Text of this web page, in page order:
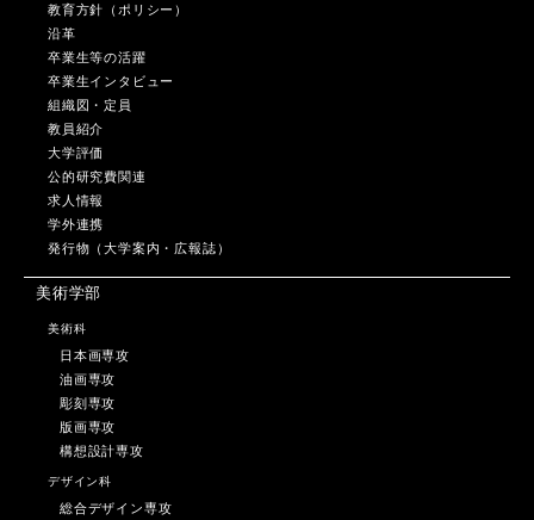
教育方針（ポリシー）
沿革
卒業生等の活躍
卒業生インタビュー
組織図・定員
教員紹介
大学評価
公的研究費関連
求人情報
学外連携
発行物（大学案内・広報誌）
美術学部
美術科
日本画専攻
油画専攻
彫刻専攻
版画専攻
構想設計専攻
デザイン科
総合デザイン専攻